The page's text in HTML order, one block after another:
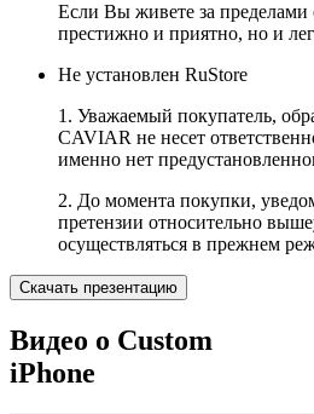
Если Вы живете за пределами
престижно и приятно, но и
Не установлен RuStore
1. Уважаемый покупатель,
CAVIAR не несет
именно нет
2. До момента покупки,
претензии относительно
осуществляться в прежнем
Скачать презентацию
Видео о Custom
iPhone